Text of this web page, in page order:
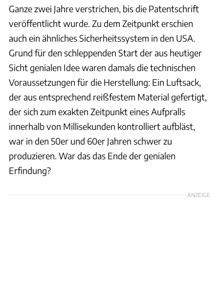
Ganze zwei Jahre verstrichen, bis die Patentschrift
veröffentlicht wurde. Zu dem Zeitpunkt erschien
auch ein ähnliches Sicherheitssystem in den USA.
Grund für den schleppenden Start der aus heutiger
Sicht genialen Idee waren damals die technischen
Voraussetzungen für die Herstellung: Ein Luftsack,
der aus entsprechend reißfestem Material gefertigt,
der sich zum exakten Zeitpunkt eines Aufpralls
innerhalb von Millisekunden kontrolliert aufbläst,
war in den 50er und 60er Jahren schwer zu
produzieren. War das das Ende der genialen
Erfindung?
ANZEIGE